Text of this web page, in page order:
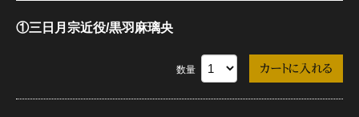
①三日月宗近役/黒羽麻璃央
数量